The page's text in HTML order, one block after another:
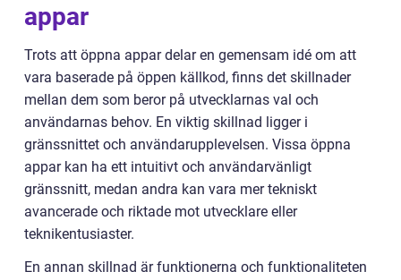
appar
Trots att öppna appar delar en gemensam idé om att
vara baserade på öppen källkod, finns det skillnader
mellan dem som beror på utvecklarnas val och
användarnas behov. En viktig skillnad ligger i
gränssnittet och användarupplevelsen. Vissa öppna
appar kan ha ett intuitivt och användarvänligt
gränssnitt, medan andra kan vara mer tekniskt
avancerade och riktade mot utvecklare eller
teknikentusiaster.
En annan skillnad är funktionerna och funktionaliteten